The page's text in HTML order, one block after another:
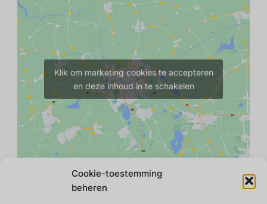
Cookie-toestemming
beheren
Klik om marketing cookies te accepteren
en deze inhoud in te schakelen